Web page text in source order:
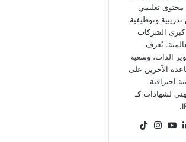
محتوى تعليمي
وتوظيفية
الشركات
يُعرف
الذات، وسعيه
الآخرين على
احترافية
لشهادات كـ
لينكدإن‫YouTube
انستقرام